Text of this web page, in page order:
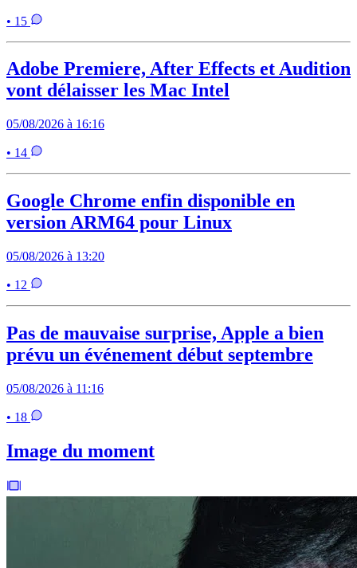
• 15
Adobe Premiere, After Effects et Audition
vont délaisser les Mac Intel
05/08/2026 à 16:16
• 14
Google Chrome enfin disponible en
version ARM64 pour Linux
05/08/2026 à 13:20
• 12
Pas de mauvaise surprise, Apple a bien
prévu un événement début septembre
05/08/2026 à 11:16
• 18
Image du moment